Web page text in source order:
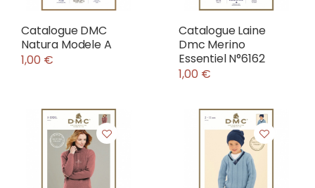
Catalogue DMC
Natura Modele A
1,00 €
Catalogue Laine
Dmc Merino
Essentiel N°6162
1,00 €